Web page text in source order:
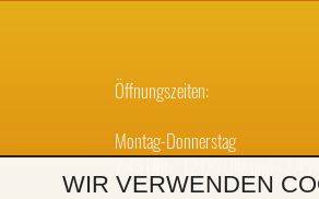
Öffnungszeiten:
Montag-Donnerstag
7:45 Uhr − 12:00 Uhr und 12:45
WIR VERWENDEN